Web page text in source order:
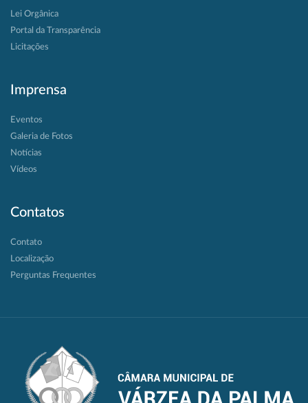
Lei Orgânica
Portal da Transparência
Licitações
Imprensa
Eventos
Galeria de Fotos
Notícias
Vídeos
Contatos
Contato
Localização
Perguntas Frequentes